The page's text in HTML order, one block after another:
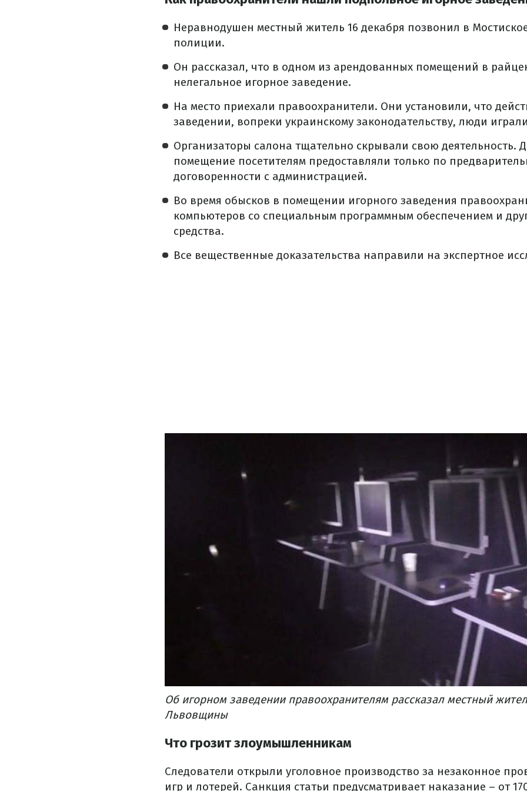
Неравнодушен местный житель 16 декабря позвонил в
полиции.
Он рассказал, что в одном из арендованных помещений в
нелегальное игорное заведение.
На место приехали правоохранители. Они установили, что
заведении, вопреки украинскому законодательству, люди
Организаторы салона тщательно скрывали свою деятельность.
помещение посетителям предоставляли только по
договоренности с администрацией.
Во время обысков в помещении игорного заведения
компьютеров со специальным программным обеспечением и
средства.
Все вещественные доказательства направили на экспертное
Об игорном заведении правоохранителям рассказал местный
Львовщины
Что грозит злоумышленникам
Следователи открыли уголовное производство за незаконное
игр и лотерей. Санкция статьи предусматривает наказание – от